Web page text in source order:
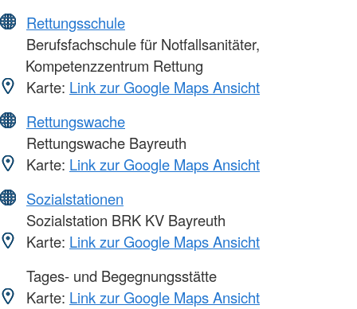
Rettungsschule
Berufsfachschule für Notfallsanitäter,
Kompetenzzentrum Rettung
Karte: Link zur Google Maps Ansicht
Rettungswache
Rettungswache Bayreuth
Karte: Link zur Google Maps Ansicht
Sozialstationen
Sozialstation BRK KV Bayreuth
Karte: Link zur Google Maps Ansicht
Tages- und Begegnungsstätte
Karte: Link zur Google Maps Ansicht